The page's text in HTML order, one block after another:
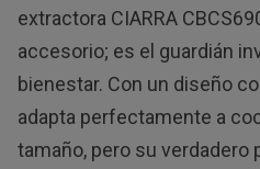
extractora CIARRA
accesorio; es el guardián
bienestar. Con un diseño
adapta perfectamente a
tamaño, pero su verdadero